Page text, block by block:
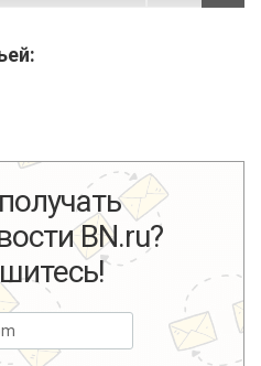
BN.ru?